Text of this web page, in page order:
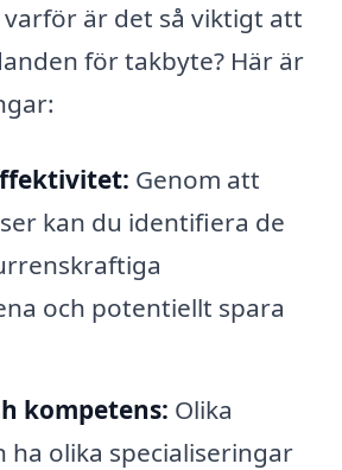
är det så viktigt att
för takbyte? Här är
Genom att
kan du identifiera de
och potentiellt spara
kompetens: Olika
ha olika specialiseringar